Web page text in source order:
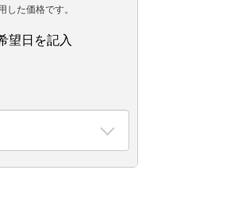
した価格です。
望日を記入